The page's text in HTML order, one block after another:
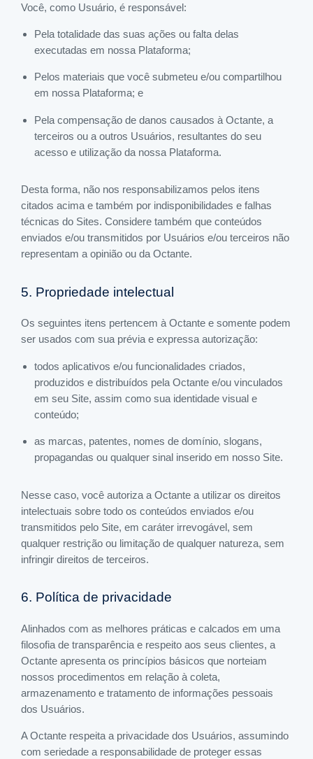
Você, como Usuário, é responsável:
Pela totalidade das suas ações ou falta delas
executadas em nossa Plataforma;
Pelos materiais que você submeteu e/ou compartilhou
em nossa Plataforma; e
Pela compensação de danos causados à Octante, a
terceiros ou a outros Usuários, resultantes do seu
acesso e utilização da nossa Plataforma.
Desta forma, não nos responsabilizamos pelos itens
citados acima e também por indisponibilidades e falhas
técnicas do Sites. Considere também que conteúdos
enviados e/ou transmitidos por Usuários e/ou terceiros não
representam a opinião ou da Octante.
5. Propriedade intelectual
Os seguintes itens pertencem à Octante e somente podem
ser usados com sua prévia e expressa autorização:
todos aplicativos e/ou funcionalidades criados,
produzidos e distribuídos pela Octante e/ou vinculados
em seu Site, assim como sua identidade visual e
conteúdo;
as marcas, patentes, nomes de domínio, slogans,
propagandas ou qualquer sinal inserido em nosso Site.
Nesse caso, você autoriza a Octante a utilizar os direitos
intelectuais sobre todo os conteúdos enviados e/ou
transmitidos pelo Site, em caráter irrevogável, sem
qualquer restrição ou limitação de qualquer natureza, sem
infringir direitos de terceiros.
6. Política de privacidade
Alinhados com as melhores práticas e calcados em uma
filosofia de transparência e respeito aos seus clientes, a
Octante apresenta os princípios básicos que norteiam
nossos procedimentos em relação à coleta,
armazenamento e tratamento de informações pessoais
dos Usuários.
A Octante respeita a privacidade dos Usuários, assumindo
com seriedade a responsabilidade de proteger essas